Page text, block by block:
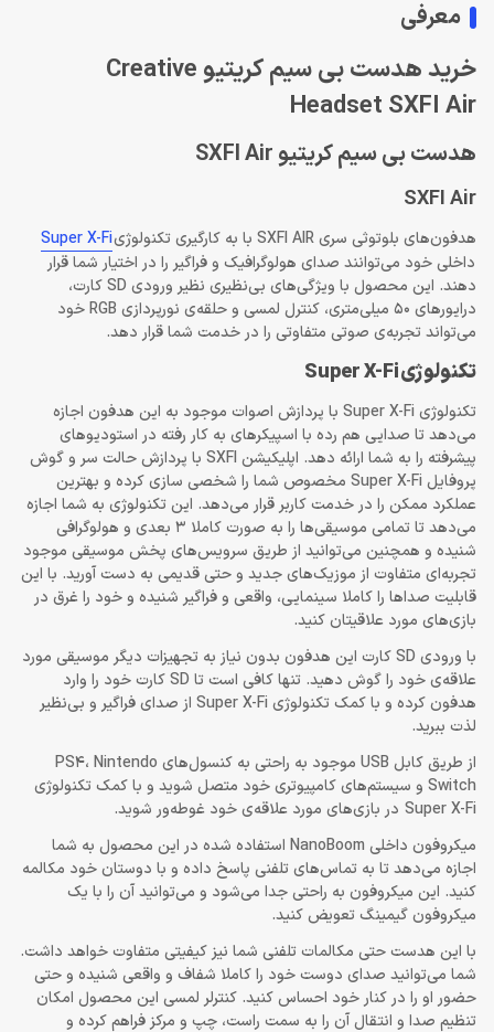
معرفی
خرید هدست بی سیم کریتیو Creative
Headset SXFI Air
هدست بی سیم کریتیو SXFI Air
SXFI Air
هدفون‌های بلوتوثی سری SXFI AIR با به کارگیری تکنولوژی
Super X-Fi
داخلی خود می‌توانند صدای هولوگرافیک و فراگیر را در اختیار شما قرار
دهند. این محصول با ویژگی‌های بی‌نظیری نظیر ورودی SD کارت،
درایورهای 50 میلی‌متری، کنترل‌ لمسی و حلقه‌ی نورپردازی RGB خود
می‌تواند تجربه‌ی صوتی متفاوتی را در خدمت شما قرار دهد.
تکنولوژیSuper X-Fi
تکنولوژی Super X-Fi با پردازش اصوات موجود به این هدفون اجازه
می‌دهد تا صدایی هم رده با اسپیکرهای به کار رفته در استودیوهای
پیشرفته را به شما ارائه دهد. اپلیکیشن SXFI با پردازش حالت سر و گوش
پروفایل Super X-Fi مخصوص شما را شخصی سازی کرده و بهترین
عملکرد ممکن را در خدمت کاربر قرار می‌دهد. این تکنولوژی به شما اجازه
می‌دهد تا تمامی موسیقی‌ها را به صورت کاملا 3 بعدی و هولوگرافی
شنیده و همچنین می‌توانید از طریق سرویس‌های پخش موسیقی موجود
تجربه‌ای متفاوت از موزیک‌های جدید و حتی قدیمی به دست آورید. با این
قابلیت صداها را کاملا سینمایی، واقعی و فراگیر شنیده و خود را غرق در
بازی‌های مورد علاقیتان کنید.
با ورودی SD کارت این هدفون بدون نیاز به تجهیزات دیگر موسیقی مورد
علاقه‌ی خود را گوش دهید. تنها کافی است تا SD کارت خود را وارد
هدفون کرده و با کمک تکنولوژی Super X-Fi از صدای فراگیر و بی‌نظیر
لذت ببرید.
از طریق کابل USB موجود به راحتی به کنسول‌های PS4، Nintendo
Switch و سیستم‌های کامپیوتری خود متصل شوید و با کمک تکنولوژی
Super X-Fi در بازی‌های مورد علاقه‌ی خود غوطه‌ور شوید.
میکروفون داخلی NanoBoom استفاده شده در این محصول به شما
اجازه می‌دهد تا به تماس‌های تلفنی پاسخ داده و با دوستان خود مکالمه
کنید. این میکروفون به راحتی جدا می‌شود و می‌توانید آن را با یک
میکروفون گیمینگ تعویض کنید.
با این هدست حتی مکالمات تلفنی شما نیز کیفیتی متفاوت خواهد داشت.
شما می‌توانید صدای دوست خود را کاملا شفاف و واقعی شنیده و حتی
حضور او را در کنار خود احساس کنید. کنترلر لمسی این محصول امکان
تنظیم صدا و انتقال آن را به سمت راست، چپ و مرکز فراهم کرده و